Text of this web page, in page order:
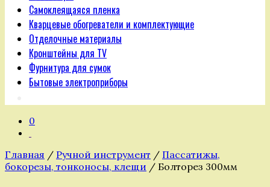
Самоклеящаяся пленка
Кварцевые обогреватели и комплектующие
Отделочные материалы
Кронштейны для TV
Фурнитура для сумок
Бытовые электроприборы
0
Главная / Ручной инструмент / Пассатижы,
бокорезы, тонконосы, клещи / Болторез 300мм